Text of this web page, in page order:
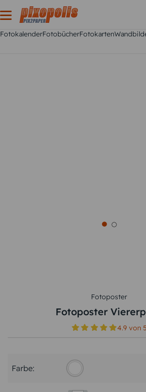
FotokalenderFotobücherFotokarten
Fotoposter
Fotoposter
4.9 von5
Farbe: